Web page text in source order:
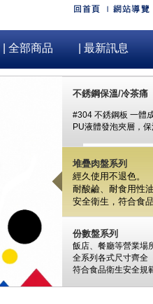
| 全部商品 | 最新訊息
不銹鋼保溫/冷茶痛
#304 不銹鋼板 一體
PU液體發泡夾層，
堆疊肉盤系列
經久使用不退色。
耐酸鹼、耐食用性
安全衛生， 符合食
份數盤系列
飯店、餐廳等營業場
全系列各式尺寸齊全
符合食品衛生安全規